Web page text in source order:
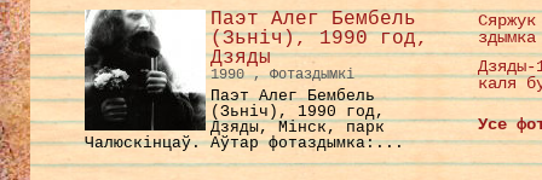
Паэт Алег Бембель
(Зьніч), 1990 год,
Дзяды
1990 , Фотаздымкі
Паэт Алег Бембель
(Зьніч), 1990 год,
Дзяды, Мінск, парк
Чалюскінцаў. Аўтар фотаздымка:...
Дзяды-
каля
Усе